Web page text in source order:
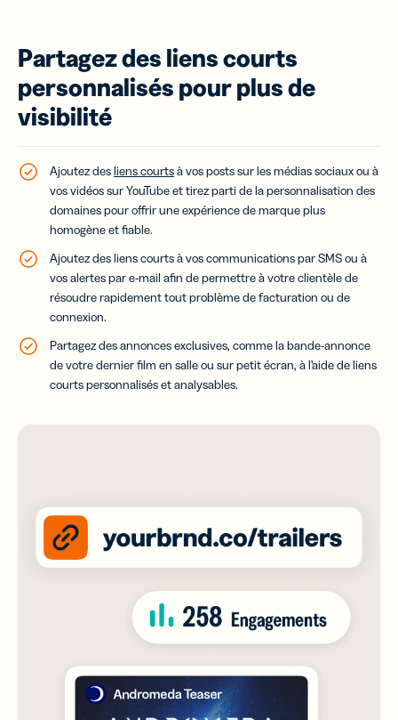
Partagez des liens courts
personnalisés pour plus de
visibilité
Ajoutez desliens courtsà vos posts sur les médias sociaux ou à
vos vidéos sur YouTube et tirez parti de la personnalisation des
domaines pour offrir une expérience de marque plus
homogène et fiable.
Ajoutez des liens courts à vos communications par SMS ou à
vos alertes par e-mail afin de permettre à votre clientèle de
résoudre rapidement tout problème de facturation ou de
connexion.
Partagez des annonces exclusives, comme la bande-annonce
de votre dernier film en salle ou sur petit écran, à l’aide de liens
courts personnalisés et analysables.